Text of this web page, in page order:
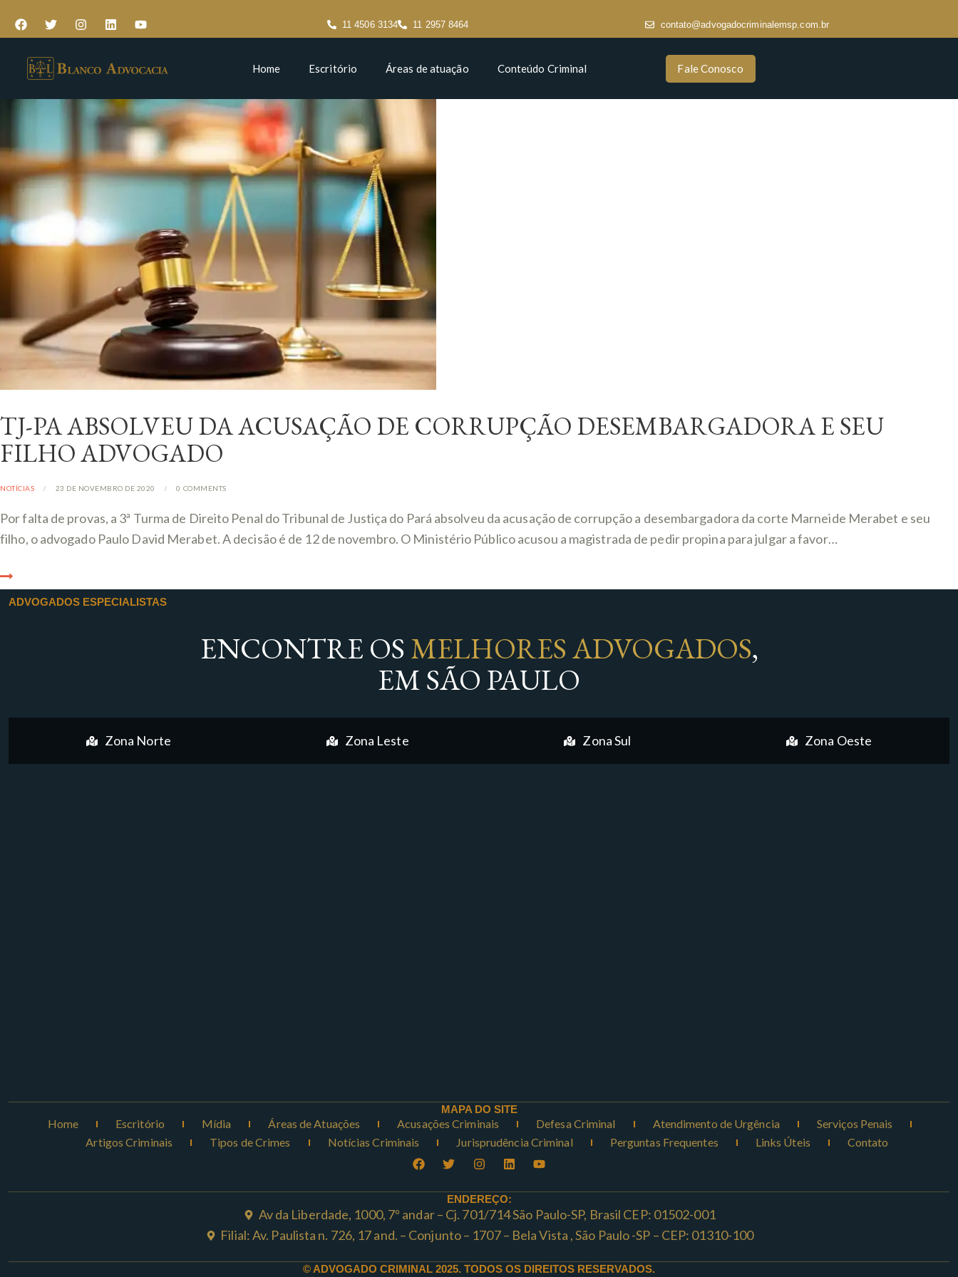
11 4506 3134 11 2957 8464 contato@advogadocriminalemsp.com.br
Home Escritório Áreas de atuação Conteúdo Criminal Fale Conosco
TJ-PA ABSOLVEU DA ACUSAÇÃO DE CORRUPÇÃO DESEMBARGADORA E SEU
FILHO ADVOGADO
NOTÍCIAS 23 DE NOVEMBRO DE 2020 0 COMMENTS
Por falta de provas, a 3ª Turma de Direito Penal do Tribunal de Justiça do Pará absolveu da acusação de corrupção a desembargadora da corte Marneide Merabet e seu
filho, o advogado Paulo David Merabet. A decisão é de 12 de novembro. O Ministério Público acusou a magistrada de pedir propina para julgar a favor…
ADVOGADOS ESPECIALISTAS
ENCONTRE OS MELHORES ADVOGADOS,
EM SÃO PAULO
Zona Norte Zona Leste Zona Sul Zona Oeste
MAPA DO SITE
Home Escritório Mídia Áreas de Atuações Acusações Criminais Defesa Criminal Atendimento de Urgência
Serviços Penais
Artigos Criminais
Tipos de Crimes Notícias Criminais Jurisprudência Criminal Perguntas Frequentes Links Úteis Contato
ENDEREÇO:
Av da Liberdade, 1000, 7º andar – Cj. 701/714 São Paulo-SP, Brasil CEP: 01502-001
Filial: Av. Paulista n. 726, 17 and. – Conjunto – 1707 – Bela Vista , São Paulo -SP – CEP: 01310-100
© ADVOGADO CRIMINAL 2025. TODOS OS DIREITOS RESERVADOS.